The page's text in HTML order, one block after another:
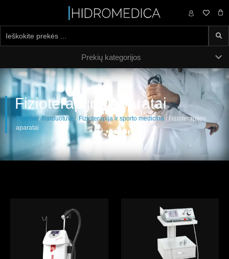
0,00 €
Prekių kategorijos
Fizioterapijos aparatai
Pradžia/Parduotuvė / Fizioterapija ir sporto medicina/ Fizioterapijos
aparatai